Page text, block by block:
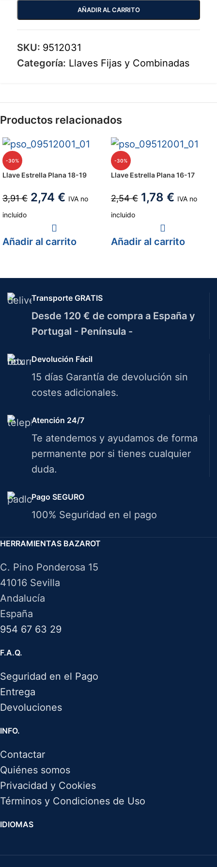
AÑADIR AL CARRITO
SKU: 9512031
Categoría: Llaves Fijas y Combinadas
Productos relacionados
-30%
Llave Estrella Plana 18-19
3,91€ 2,74 € IVA no
incluido
Añadir al carrito
-30%
Llave Estrella Plana 16-17
2,54€ 1,78 € IVA no
incluido
Añadir al carrito
Transporte GRATIS
Desde 120 € de compra a España y
Portugal - Península -
Devolución Fácil
15 días Garantía de devolución sin
costes adicionales.
Atención 24/7
Te atendemos y ayudamos de forma
permanente por si tienes cualquier
duda.
Pago SEGURO
100% Seguridad en el pago
HERRAMIENTAS BAZAROT
C. Pino Ponderosa 15
41016 Sevilla
Andalucía
España
954 67 63 29
F.A.Q.
Seguridad en el Pago
Entrega
Devoluciones
INFO.
Contactar
Quiénes somos
Privacidad y Cookies
Términos y Condiciones de Uso
IDIOMAS